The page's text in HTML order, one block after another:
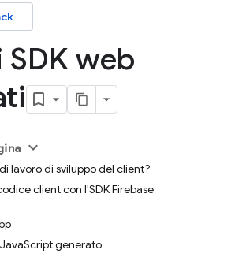
SDK web
lavoro di sviluppo del client?
client con l'SDK Firebase
generato